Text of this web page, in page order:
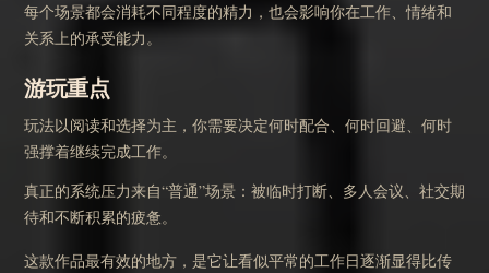
每个场景都会消耗不同程度的精力，也会影响你在工作、情绪和
关系上的承受能力。
游玩重点
玩法以阅读和选择为主，你需要决定何时配合、何时回避、何时
强撑着继续完成工作。
真正的系统压力来自“普通”场景：被临时打断、多人会议、社交期
待和不断积累的疲惫。
这款作品最有效的地方，是它让看似平常的工作日逐渐显得比传